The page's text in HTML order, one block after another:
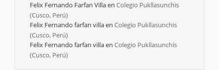
Felix Fernando Farfan Villaen Colegio Pukllasunchis
(Cusco, Perú)
Felix Fernando farfan villaen Colegio Pukllasunchis
(Cusco, Perú)
Felix Fernando farfan villaen Colegio Pukllasunchis
(Cusco, Perú)